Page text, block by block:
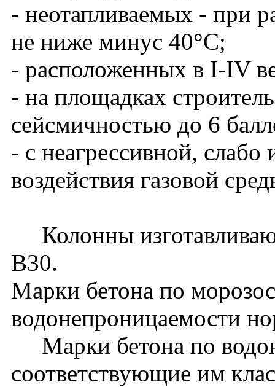
- неотапливаемых - при
не ниже минус 40°С;
- расположенных в I-IV
- на площадках
сейсмичностью до 6
- с неагрессивной, слабо
воздействия газовой
Колонны
В30.
Марки бетона по
водонепроницаемости
Марки бетона по
соответствующие им